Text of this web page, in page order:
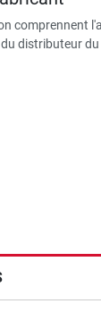
comprennent
distributeur